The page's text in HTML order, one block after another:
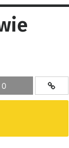
0